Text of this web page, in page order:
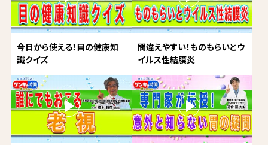
今日から使える！目の健康知
識クイズ
間違えやすい！ものもらいとウ
イルス性結膜炎